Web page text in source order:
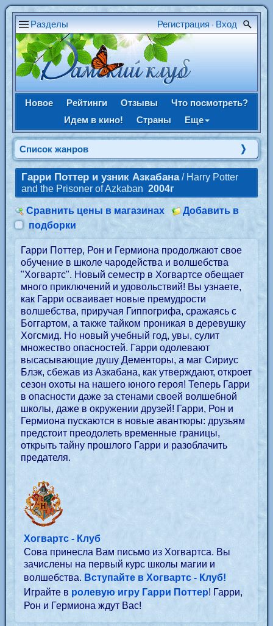
Разделы Регистрация • Вход
Новое Рейтинги Отзывы
Что посмотреть?
Идем в кино!
Страны Еще
Список жанров
Гарри Поттер и узник Азкабана/ Harry Potter
and the Prisoner of Azkaban 2004г
Сравнить цены в магазинах
Добавить в
подборки
Гарри Поттер, Рон и Гермиона продолжают свое
обучение в школе чародейства и волшебства
"Хогвартс". Новый семестр в Хогвартсе обещает
много приключений и удовольствий! Вы узнаете,
как Гарри осваивает новые премудрости
волшебства, приручая Гиппогрифа, сражаясь с
Боггартом, а также тайком проникая в деревушку
Хогсмид. Но новый учебный год, увы, сулит
множество опасностей. Гарри одолевают
высасывающие душу Дементоры, а маг Сириус
Блэк, сбежав из Азкабана, как утверждают, откроет
сезон охоты на нашего юного героя! Теперь Гарри
в опасности даже за стенами своей волшебной
школы, даже в окружении друзей! Гарри, Рон и
Гермиона пускаются в новые авантюры: друзьям
предстоит преодолеть временные границы,
открыть тайну прошлого Гарри и разоблачить
предателя.
Хогвартс - Клуб
Сова принесла Вам письмо из Хогвартса. Вы
зачислены на первый курс школы магии и
волшебства. Вступайте в Хогвартс - Клуб!
Играйте в ролевую игру Гарри Поттер! Гарри,
Рон и Гермиона ждут Вас!